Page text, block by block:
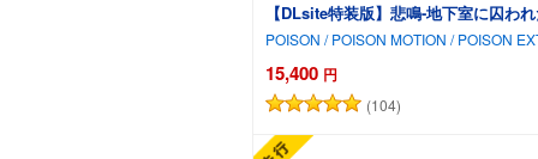
【DLsite特装版】悲鳴-地下室に囚わ
POISON / POISON MOTION / POISON
15,400 円
(104)